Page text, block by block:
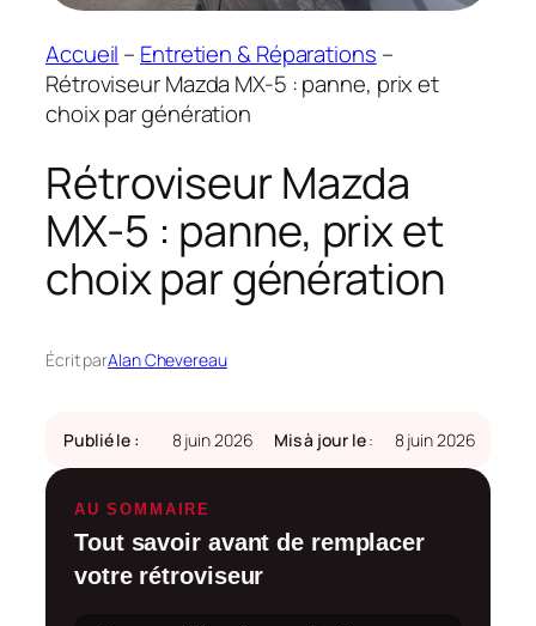
Accueil – Entretien & Réparations –
Rétroviseur Mazda MX-5 : panne, prix et
choix par génération
Rétroviseur Mazda
MX-5 : panne, prix et
choix par génération
Écrit parAlan Chevereau
Publié le : 8 juin 2026 Mis à jour le: 8 juin 2026
AU SOMMAIRE
Tout savoir avant de remplacer
votre rétroviseur